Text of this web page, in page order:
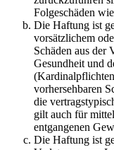
Folgeschäden
Die Haftung ist
vorsätzlichem
Schäden aus der
Gesundheit und
vorhersehbaren
die
gilt auch für
entgangenen
Die Haftung ist